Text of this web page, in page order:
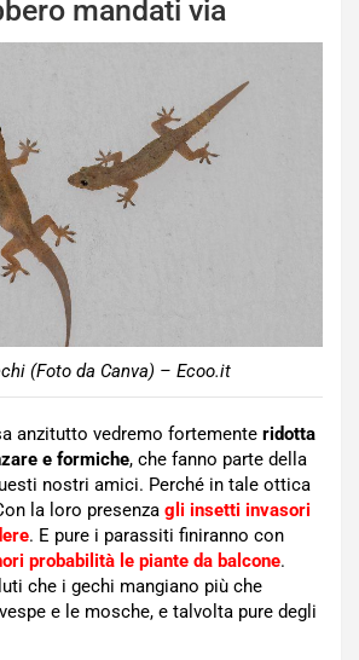
mandati via
(Foto da Canva) – Ecoo.it
anzitutto vedremo fortemente ridotta
e formiche, che fanno parte della
nostri amici. Perché in tale ottica
la loro presenza gli insetti invasori
. E pure i parassiti finiranno con
probabilità le piante da balcone.
che i gechi mangiano più che
e le mosche, e talvolta pure degli